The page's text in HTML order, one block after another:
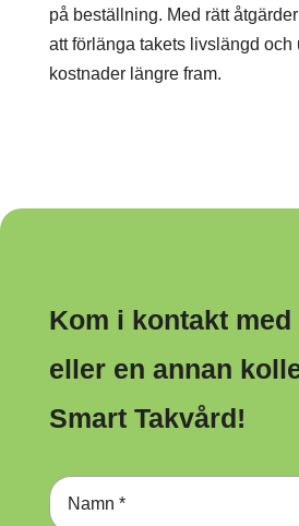
på beställning. Med rätt
att förlänga takets livslängd och
kostnader längre fram.
Kom i kontakt
eller en annan
Smart Takvård!